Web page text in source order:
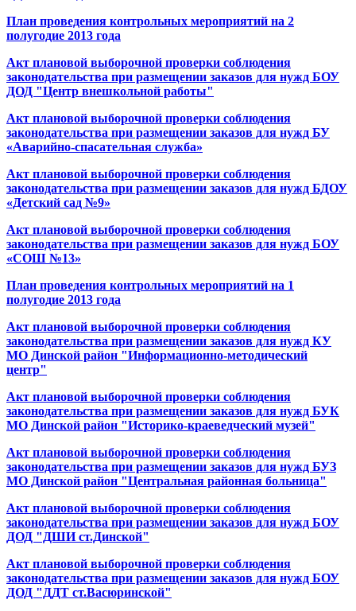
План проведения контрольных мероприятий на 2
полугодие 2013 года
Акт плановой выборочной проверки соблюдения
законодательства при размещении заказов для нужд БОУ
ДОД "Центр внешкольной работы"
Акт плановой выборочной проверки соблюдения
законодательства при размещении заказов для нужд БУ
«Аварийно-спасательная служба»
Акт плановой выборочной проверки соблюдения
законодательства при размещении заказов для нужд БДОУ
«Детский сад №9»
Акт плановой выборочной проверки соблюдения
законодательства при размещении заказов для нужд БОУ
«СОШ №13»
План проведения контрольных мероприятий на 1
полугодие 2013 года
Акт плановой выборочной проверки соблюдения
законодательства при размещении заказов для нужд КУ
МО Динской район "Информационно-методический
центр"
Акт плановой выборочной проверки соблюдения
законодательства при размещении заказов для нужд БУК
МО Динской район "Историко-краеведческий музей"
Акт плановой выборочной проверки соблюдения
законодательства при размещении заказов для нужд БУЗ
МО Динской район "Центральная районная больница"
Акт плановой выборочной проверки соблюдения
законодательства при размещении заказов для нужд БОУ
ДОД "ДШИ ст.Динской"
Акт плановой выборочной проверки соблюдения
законодательства при размещении заказов для нужд БОУ
ДОД "ДДТ ст.Васюринской"